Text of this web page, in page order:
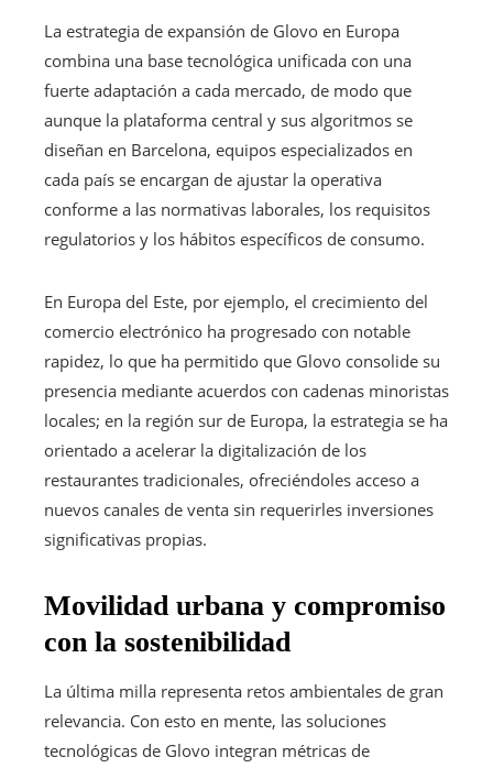
La estrategia de expansión de Glovo en Europa
combina una base tecnológica unificada con una
fuerte adaptación a cada mercado, de modo que
aunque la plataforma central y sus algoritmos se
diseñan en Barcelona, equipos especializados en
cada país se encargan de ajustar la operativa
conforme a las normativas laborales, los requisitos
regulatorios y los hábitos específicos de consumo.
En Europa del Este, por ejemplo, el crecimiento del
comercio electrónico ha progresado con notable
rapidez, lo que ha permitido que Glovo consolide su
presencia mediante acuerdos con cadenas minoristas
locales; en la región sur de Europa, la estrategia se ha
orientado a acelerar la digitalización de los
restaurantes tradicionales, ofreciéndoles acceso a
nuevos canales de venta sin requerirles inversiones
significativas propias.
Movilidad urbana y compromiso
con la sostenibilidad
La última milla representa retos ambientales de gran
relevancia. Con esto en mente, las soluciones
tecnológicas de Glovo integran métricas de